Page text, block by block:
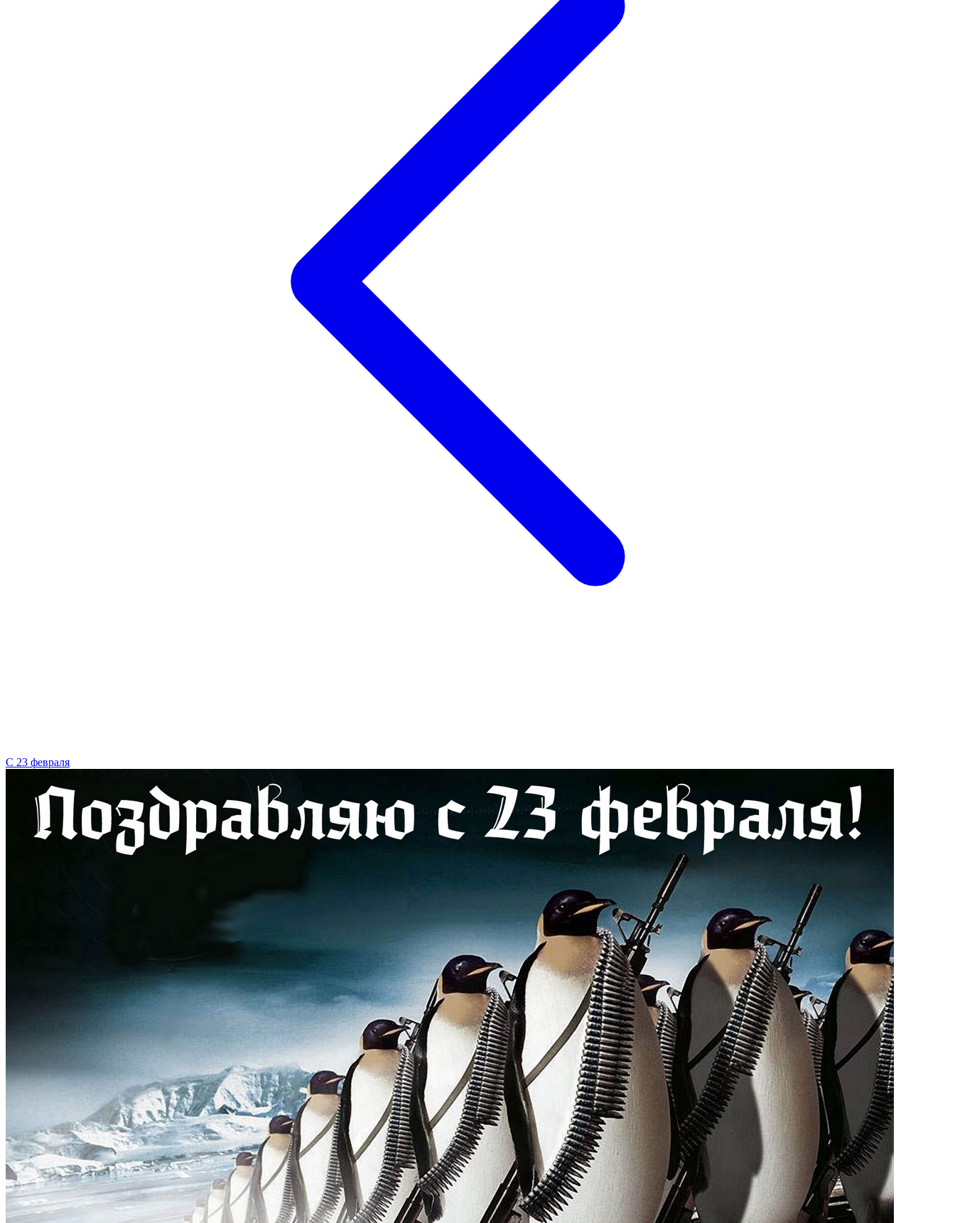
С 23 февраля